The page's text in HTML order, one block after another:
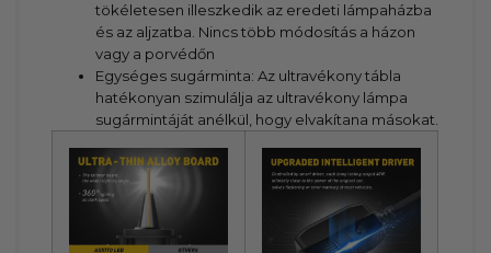
tökéletesen illeszkedik az eredeti lámpaházba
és az aljzatba. Nincs több módosítás a házon
vagy a porvédőn
Egységes sugárminta: Az ultravékony tábla
hatékonyan szimulálja az ultravékony lámpa
sugármintáját anélkül, hogy elvakítana másokat.